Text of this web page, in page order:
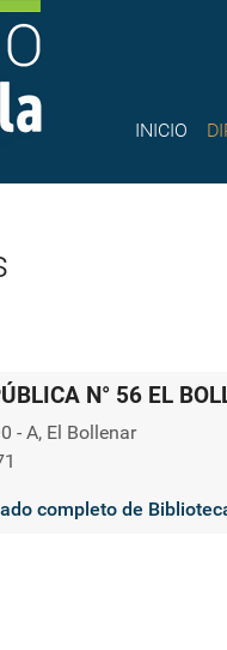
INICIO
N° 56 EL
- A, El Bollenar
completo de